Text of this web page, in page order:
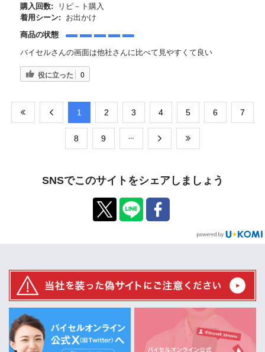
購入回数:
リピ－ト購入
着用シーン:
お出かけ
商品の状態
バイセルさんの画面は他社さんに比べて見やすくて良い
役に立った 0
​1 ​2 ​3 ​4 ​5 ​6 ​7
​8 ​9
SNSでこのサイトをシェアしましょう